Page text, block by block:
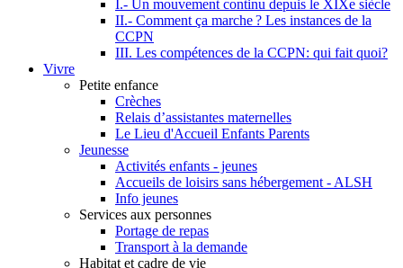
I.- Un mouvement continu depuis le XIXe siècle
II.- Comment ça marche ? Les instances de la
CCPN
III. Les compétences de la CCPN: qui fait quoi?
Vivre
Petite enfance
Crèches
Relais d’assistantes maternelles
Le Lieu d'Accueil Enfants Parents
Jeunesse
Activités enfants - jeunes
Accueils de loisirs sans hébergement - ALSH
Info jeunes
Services aux personnes
Portage de repas
Transport à la demande
Habitat et cadre de vie